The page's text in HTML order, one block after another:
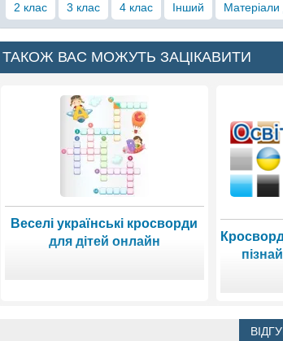
2 клас 3 клас 4 клас Інший Матеріали
ТАКОЖ ВАС МОЖУТЬ ЗАЦІКАВИТИ
Веселі українські кросворди
для дітей онлайн